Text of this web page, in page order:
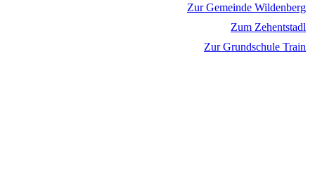
Zur Gemeinde Wildenberg
Zum Zehentstadl
Zur Grundschule Train